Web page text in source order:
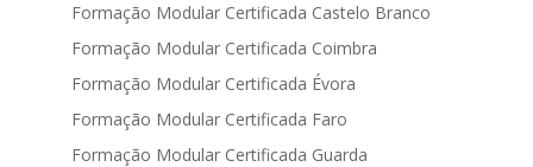
Formação Modular Certificada Castelo Branco
Formação Modular Certificada Coimbra
Formação Modular Certificada Évora
Formação Modular Certificada Faro
Formação Modular Certificada Guarda